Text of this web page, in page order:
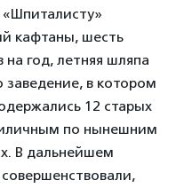
кафтаны, шесть
год, летняя шляпа
заведение, в котором
12 старых
по нынешним
В дальнейшем